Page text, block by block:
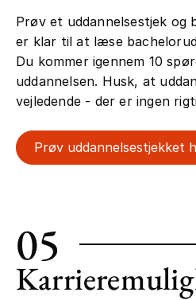
Prøv et uddannelsestjek og
er klar til at læse
Du kommer igennem 10
uddannelsen. Husk, at
vejledende - der er ingen
Prøv uddannelsestjekket
05